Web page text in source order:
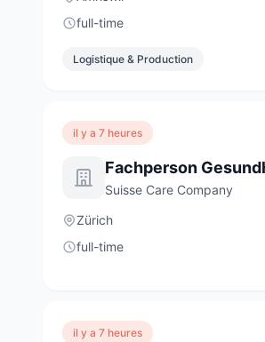
full-time
Logistique & Production
il y a 7 heures
Suisse Care Company
Zürich
full-time
il y a 7 heures